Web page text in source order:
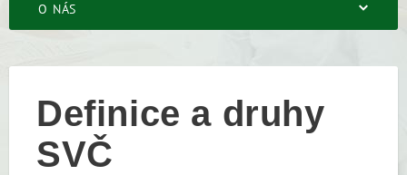
O NÁS
Definice a druhy
SVČ